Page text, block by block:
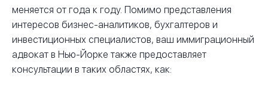
меняется от года к году. Помимо представления
интересов бизнес-аналитиков, бухгалтеров и
инвестиционных специалистов, ваш иммиграционный
адвокат в Нью-Йорке также предоставляет
консультации в таких областях, как: